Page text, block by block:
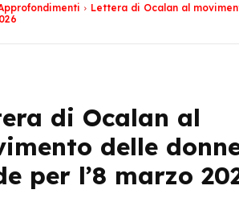
Maurizio
Lettera di Ocalan al
di Ocalan al
delle
per l’8 marzo